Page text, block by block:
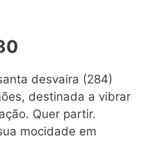
desvaira (284)
destinada a vibrar
Quer partir.
mocidade em